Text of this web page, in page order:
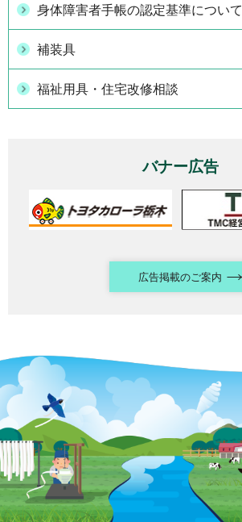
身体障害者手帳の認定基準について
補装具
福祉用具・住宅改修相談
バナー広告
広告掲載のご案内